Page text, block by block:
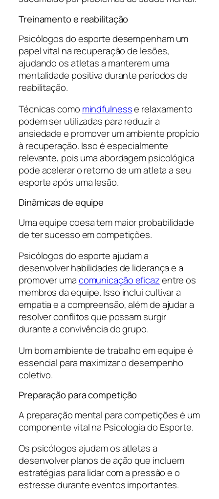
Treinamento e reabilitação
Psicólogos do esporte desempenham um
papel vital na recuperação de lesões,
ajudando os atletas a manterem uma
mentalidade positiva durante períodos de
reabilitação.
Técnicas como mindfulnesse relaxamento
podem ser utilizadas para reduzir a
ansiedade e promover um ambiente propício
à recuperação. Isso é especialmente
relevante, pois uma abordagem psicológica
pode acelerar o retorno de um atleta a seu
esporte após uma lesão.
Dinâmicas de equipe
Uma equipe coesa tem maior probabilidade
de ter sucesso em competições.
Psicólogos do esporte ajudam a
desenvolver habilidades de liderança e a
promover umacomunicação eficazentre os
membros da equipe. Isso inclui cultivar a
empatia e a compreensão, além de ajudar a
resolver conflitos que possam surgir
durante a convivência do grupo.
Um bom ambiente de trabalho em equipe é
essencial para maximizar o desempenho
coletivo.
Preparação para competição
A preparação mental para competições é um
componente vital na Psicologia do Esporte.
Os psicólogos ajudam os atletas a
desenvolver planos de ação que incluem
estratégias para lidar com a pressão e o
estresse durante eventos importantes.